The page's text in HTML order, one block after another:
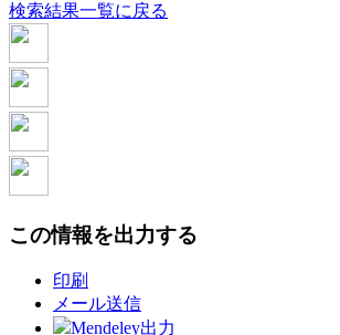
検索結果一覧に戻る
この情報を出力する
印刷
メール送信
Mendeley出力